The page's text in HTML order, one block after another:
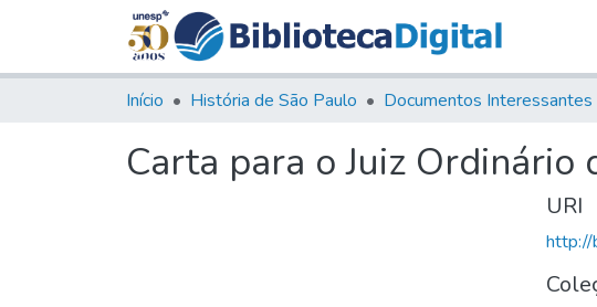
Início História de São Paulo Documentos Interessantes
Carta para o Juiz
URI
http://